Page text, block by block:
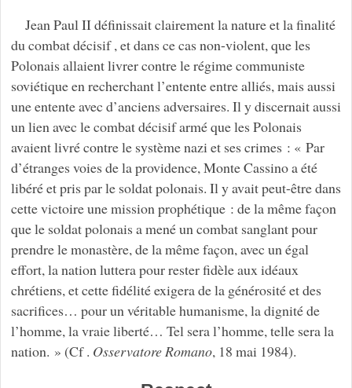
Jean Paul II définissait clairement la nature et la finalité
du combat décisif , et dans ce cas non-violent, que les
Polonais allaient livrer contre le régime communiste
soviétique en recherchant l’entente entre alliés, mais aussi
une entente avec d’anciens adversaires. Il y discernait aussi
un lien avec le combat décisif armé que les Polonais
avaient livré contre le système nazi et ses crimes : « Par
d’étranges voies de la providence, Monte Cassino a été
libéré et pris par le soldat polonais. Il y avait peut-être dans
cette victoire une mission prophétique : de la même façon
que le soldat polonais a mené un combat sanglant pour
prendre le monastère, de la même façon, avec un égal
effort, la nation luttera pour rester fidèle aux idéaux
chrétiens, et cette fidélité exigera de la générosité et des
sacrifices… pour un véritable humanisme, la dignité de
l’homme, la vraie liberté… Tel sera l’homme, telle sera la
nation. » (Cf . Osservatore Romano, 18 mai 1984).